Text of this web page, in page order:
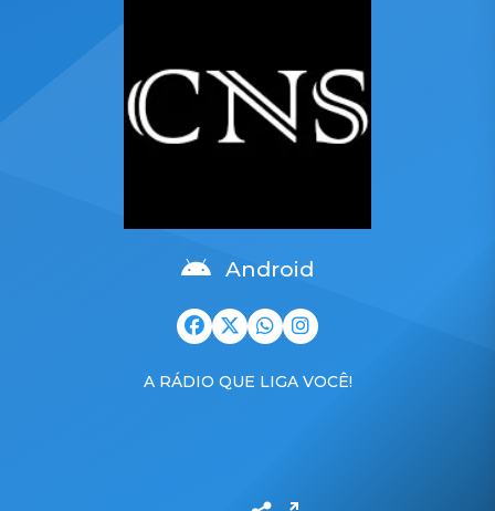
Android
A RÁDIO QUE LIGA VOCÊ!